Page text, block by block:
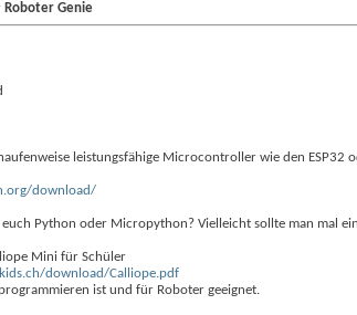
Roboter Genie
leistungsfähige Microcontroller wie den ESP32
download/
Python oder Micropython? Vielleicht sollte man mal
Mini für Schüler
download/Calliope.pdf
ist und für Roboter geeignet.